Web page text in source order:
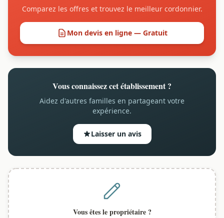
Comparez les offres et trouvez le meilleur cordonnier.
Mon devis en ligne — Gratuit
Vous connaissez cet établissement ?
Aidez d'autres familles en partageant votre
expérience.
Laisser un avis
Vous êtes le propriétaire ?